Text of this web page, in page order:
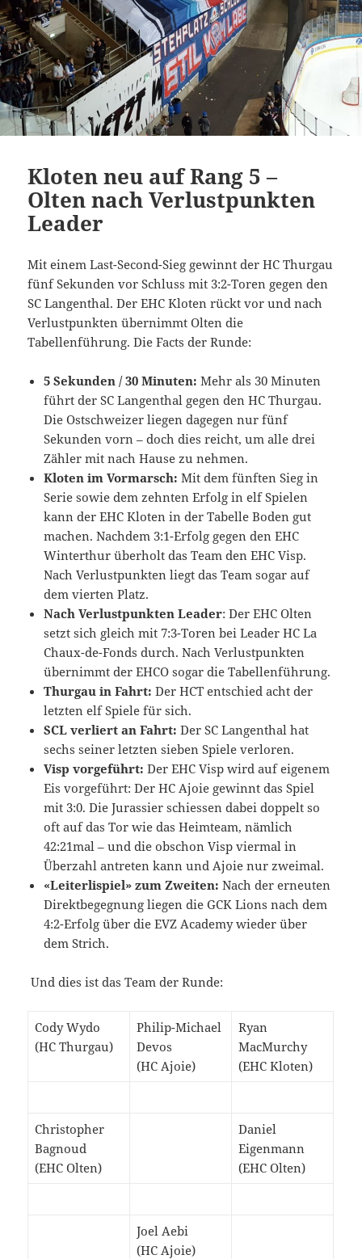
Kloten neu auf Rang 5 –
Olten nach Verlustpunkten
Leader
Mit einem Last-Second-Sieg gewinnt der HC Thurgau
fünf Sekunden vor Schluss mit 3:2-Toren gegen den
SC Langenthal. Der EHC Kloten rückt vor und nach
Verlustpunkten übernimmt Olten die
Tabellenführung. Die Facts der Runde:
5 Sekunden / 30 Minuten:Mehr als 30 Minuten
führt der SC Langenthal gegen den HC Thurgau.
Die Ostschweizer liegen dagegen nur fünf
Sekunden vorn – doch dies reicht, um alle drei
Zähler mit nach Hause zu nehmen.
Kloten im Vormarsch:Mit dem fünften Sieg in
Serie sowie dem zehnten Erfolg in elf Spielen
kann der EHC Kloten in der Tabelle Boden gut
machen. Nachdem 3:1-Erfolg gegen den EHC
Winterthur überholt das Team den EHC Visp.
Nach Verlustpunkten liegt das Team sogar auf
dem vierten Platz.
Nach Verlustpunkten Leader: Der EHC Olten
setzt sich gleich mit 7:3-Toren bei Leader HC La
Chaux-de-Fonds durch. Nach Verlustpunkten
übernimmt der EHCO sogar die Tabellenführung.
Thurgau in Fahrt:Der HCT entschied acht der
letzten elf Spiele für sich.
SCL verliert an Fahrt: Der SC Langenthal hat
sechs seiner letzten sieben Spiele verloren.
Visp vorgeführt: Der EHC Visp wird auf eigenem
Eis vorgeführt: Der HC Ajoie gewinnt das Spiel
mit 3:0. Die Jurassier schiessen dabei doppelt so
oft auf das Tor wie das Heimteam, nämlich
42:21mal – und die obschon Visp viermal in
Überzahl antreten kann und Ajoie nur zweimal.
«Leiterlispiel» zum Zweiten:Nach der erneuten
Direktbegegnung liegen die GCK Lions nach dem
4:2-Erfolg über die EVZ Academy wieder über
dem Strich.
Und dies ist das Team der Runde:
Cody Wydo
(HC Thurgau)
Philip-Michael
Devos
(HC Ajoie)
Ryan
MacMurchy
(EHC Kloten)
Christopher
Bagnoud
(EHC Olten)
Daniel
Eigenmann
(EHC Olten)
Joel Aebi
(HC Ajoie)